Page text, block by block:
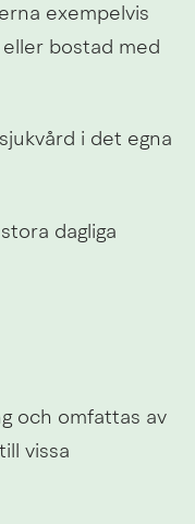
exempelvis
bostad med
i det egna
dagliga
och omfattas av
vissa